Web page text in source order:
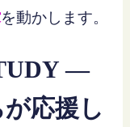
を動かします。
―
応援し